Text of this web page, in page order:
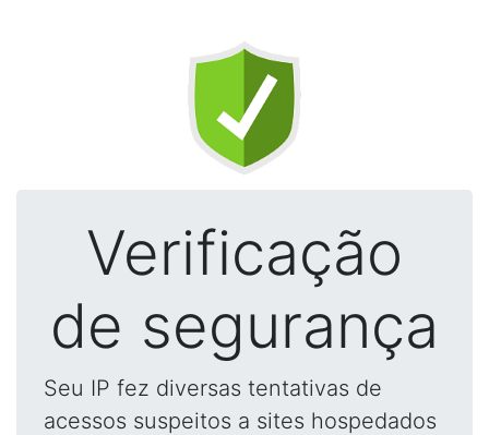
Verificação
de segurança
Seu IP fez diversas tentativas de
acessos suspeitos a sites hospedados